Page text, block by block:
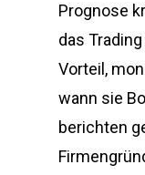
Prognose
das
Vorteil,
wann sie
berichten